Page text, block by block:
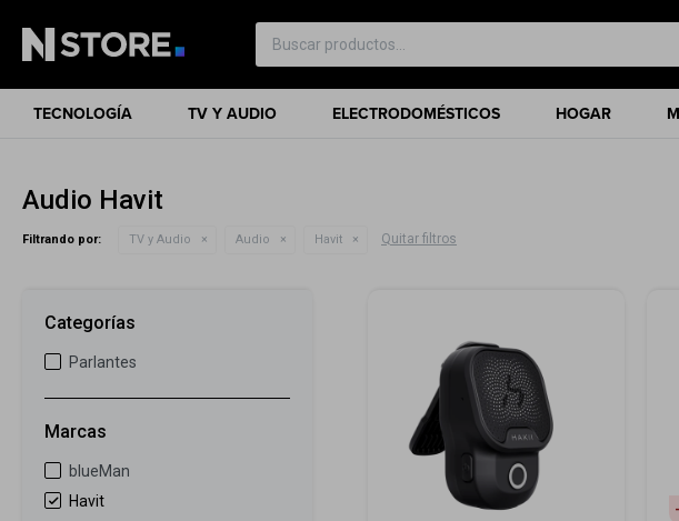
TECNOLOGÍA TV Y AUDIO ELECTRODOMÉSTICOS HOGAR
Audio Havit
Filtrando por: TV y Audio Audio Havit Quitar filtros
Categorías
Parlantes
Marcas
blueMan
Havit